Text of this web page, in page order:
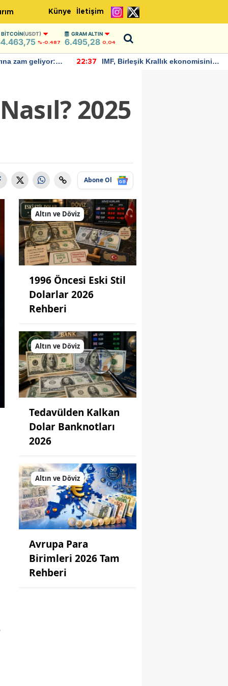
Künye İletişim
BITCOIN(USDT)
%-0.487
GRAM ALTIN
6.495,28 0,04
zam geliyor:
22:37
IMF, Birleşik Krallık ekonomisinin
2025
Abone Ol
Altın ve Döviz
1996 Öncesi Eski Stil
Dolarlar 2026
Rehberi
Altın ve Döviz
Tedavülden Kalkan
Dolar Banknotları
2026
Altın ve Döviz
Avrupa Para
Birimleri 2026 Tam
Rehberi